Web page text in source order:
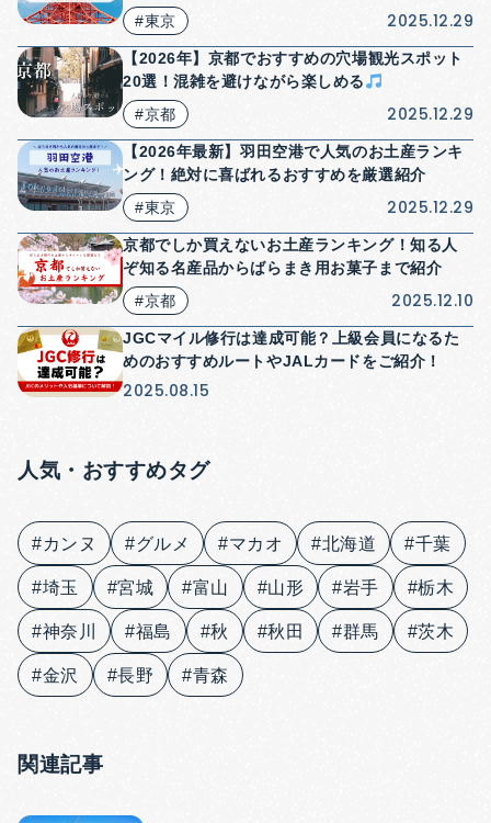
品も紹介！
#東京 2025.12.29
【2026年】京都でおすすめの穴場観光スポット
20選！混雑を避けながら楽しめる
#京都
2025.12.29
【2026年最新】羽田空港で人気のお土産ランキ
ング！絶対に喜ばれるおすすめを厳選紹介
#東京
2025.12.29
京都でしか買えないお土産ランキング！知る人
ぞ知る名産品からばらまき用お菓子まで紹介
#京都
2025.12.10
JGCマイル修行は達成可能？上級会員になるた
めのおすすめルートやJALカードをご紹介！
2025.08.15
人気・おすすめタグ
#カンヌ #グルメ #マカオ #北海道 #千葉
#埼玉 #宮城 #富山 #山形 #岩手 #栃木
#神奈川 #福島 #秋 #秋田 #群馬 #茨木
#金沢 #長野 #青森
関連記事